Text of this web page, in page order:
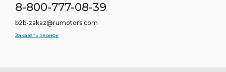
8-800-777-08-39
b2b-zakaz@rumotors.com
Заказать звонок